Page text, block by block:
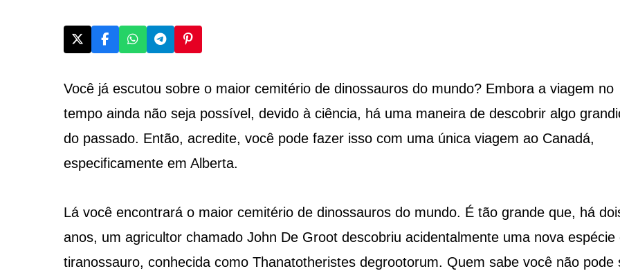
Você já escutou sobre o maior cemitério de dinossauros do mundo? Embora a viagem no
tempo ainda não seja possível, devido à ciência, há uma maneira de descobrir algo
do passado. Então, acredite, você pode fazer isso com uma única viagem ao Canadá,
especificamente em Alberta.
Lá você encontrará o maior cemitério de dinossauros do mundo. É tão grande que, há
anos, um agricultor chamado John De Groot descobriu acidentalmente uma nova espécie
tiranossauro, conhecida como Thanatotheristes degrootorum. Quem sabe você não pode